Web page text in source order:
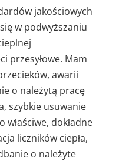
jakościowych
w podwyższaniu
przesyłowe. Mam
awarii
o należytą pracę
szybkie usuwanie
właściwe, dokładne
liczników ciepła,
o należyte